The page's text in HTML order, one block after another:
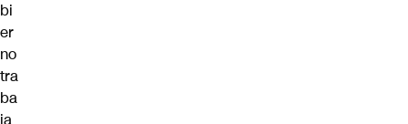
bi
er
no
tra
ba
ja